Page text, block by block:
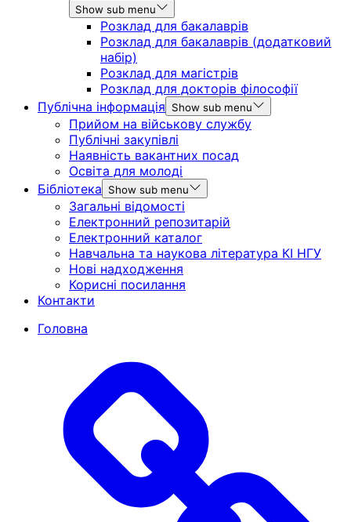
Show sub menu
Розклад для бакалаврів
Розклад для бакалаврів (додатковий
набір)
Розклад для магістрів
Розклад для докторів філософії
Публічна інформація
Show sub menu
Прийом на військову службу
Публічні закупівлі
Наявність вакантних посад
Освіта для молоді
Бібліотека
Show sub menu
Загальні відомості
Електронний репозитарій
Електронний каталог
Навчальна та наукова література КІ НГУ
Нові надходження
Корисні посилання
Контакти
Головна